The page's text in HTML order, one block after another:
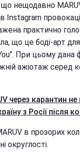
що нещодавно
Instagram
практично
що це боді-арт для
При цьому дана
ажіотаж серед
через карантин
з Росії після
в прозорих
округлості.